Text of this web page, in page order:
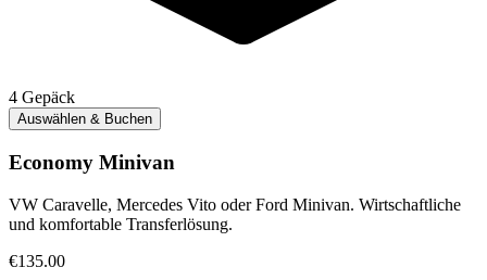
4 Gepäck
Auswählen & Buchen
Economy Minivan
VW Caravelle, Mercedes Vito oder Ford Minivan. Wirtschaftliche
und komfortable Transferlösung.
€135.00